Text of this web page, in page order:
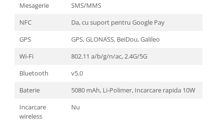
Mesagerie
SMS/MMS
NFC
Da, cu suport pentru Google Pay
GPS
GPS, GLONASS, BeiDou, Galileo
Wi-Fi
802.11 a/b/g/n/ac, 2.4G/5G
Bluetooth
v5.0
Baterie
5080 mAh, Li-Polimer, Incarcare rapida 10W
Incarcare
wireless
Nu